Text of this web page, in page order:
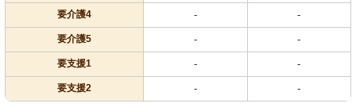
要介護4 - -
要介護5 - -
要支援1 - -
要支援2 - -